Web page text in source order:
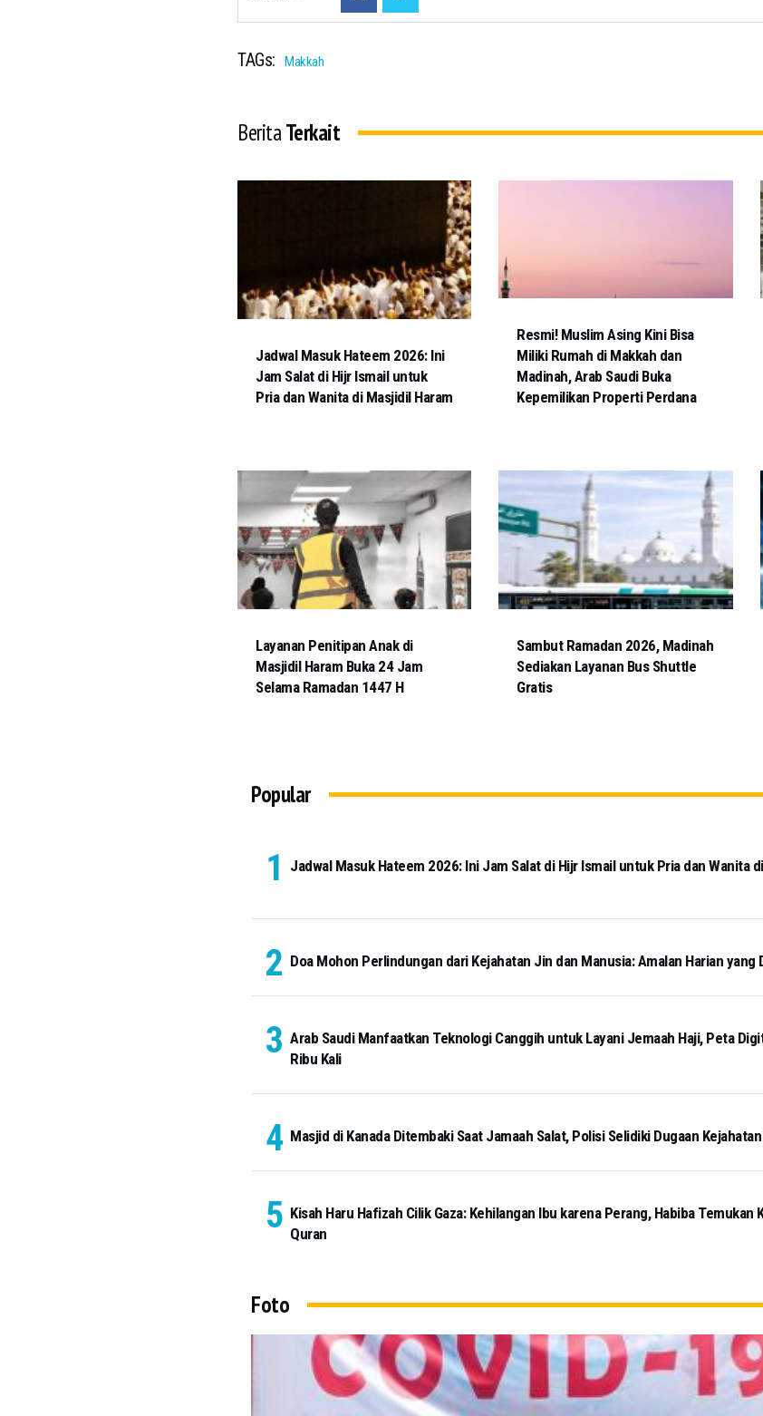
TAGs: Makkah
BeritaTerkait
Jadwal Masuk Hateem 2026: Ini
Jam Salat di Hijr Ismail untuk
Pria dan Wanita di Masjidil Haram
Resmi! Muslim Asing Kini Bisa
Miliki Rumah di Makkah dan
Madinah, Arab Saudi Buka
Kepemilikan Properti Perdana
Layanan Penitipan Anak di
Masjidil Haram Buka 24 Jam
Selama Ramadan 1447 H
Sambut Ramadan 2026, Madinah
Sediakan Layanan Bus Shuttle
Gratis
Popular
Jadwal Masuk Hateem 2026: Ini Jam Salat di Hijr Ismail untuk Pria dan Wanita
Doa Mohon Perlindungan dari Kejahatan Jin dan Manusia: Amalan Harian yang
Arab Saudi Manfaatkan Teknologi Canggih untuk Layani Jemaah Haji, Peta
Ribu Kali
Masjid di Kanada Ditembaki Saat Jamaah Salat, Polisi Selidiki Dugaan
Kisah Haru Hafizah Cilik Gaza: Kehilangan Ibu karena Perang, Habiba
Quran
Foto